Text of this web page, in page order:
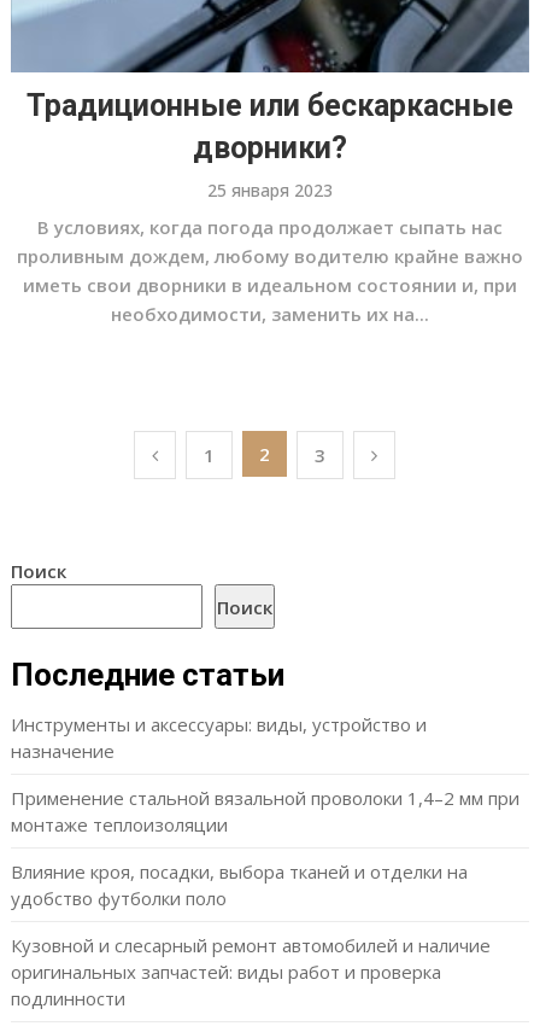
Традиционные или бескаркасные
дворники?
25 января 2023
В условиях, когда погода продолжает сыпать нас
проливным дождем, любому водителю крайне важно
иметь свои дворники в идеальном состоянии и, при
необходимости, заменить их на...
Пагинация
1 2 3
Поиск
Поиск
Последние статьи
Инструменты и аксессуары: виды, устройство и
назначение
Применение стальной вязальной проволоки 1,4–2 мм при
монтаже теплоизоляции
Влияние кроя, посадки, выбора тканей и отделки на
удобство футболки поло
Кузовной и слесарный ремонт автомобилей и наличие
оригинальных запчастей: виды работ и проверка
подлинности